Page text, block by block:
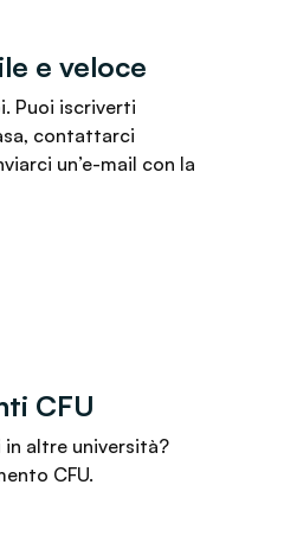
e veloce
Puoi iscriverti
contattarci
un’e-mail con la
CFU
altre università?
CFU.